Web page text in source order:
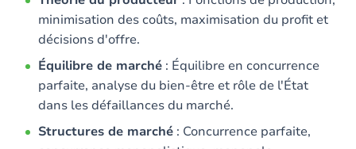
minimisation des coûts, maximisation du profit et
décisions d'offre.
Équilibre de marché : Équilibre en concurrence
parfaite, analyse du bien-être et rôle de l'État
dans les défaillances du marché.
Structures de marché : Concurrence parfaite,